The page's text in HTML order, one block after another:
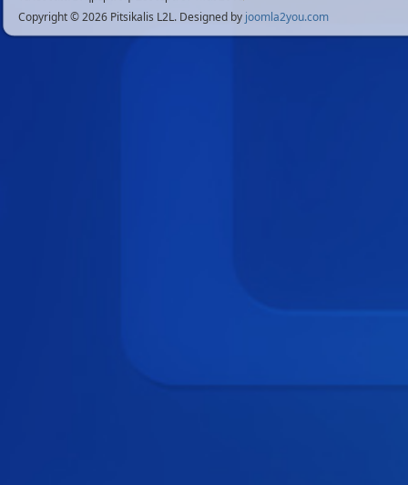
Copyright © 2026 Pitsikalis L2L. Designed by joomla2you.com